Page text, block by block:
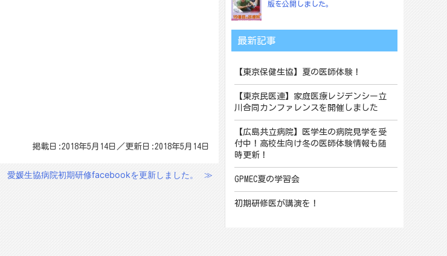
掲載日:2018年5月14日／更新日:2018年5月14日
愛媛生協病院初期研修facebookを更新しました。 ≫
版を公開しました。
最新記事
【東京保健生協】夏の医師体験！
【東京民医連】家庭医療レジデンシー立
川合同カンファレンスを開催しました
【広島共立病院】医学生の病院見学を受
付中！高校生向け冬の医師体験情報も随
時更新！
GPMEC夏の学習会
初期研修医が講演を！